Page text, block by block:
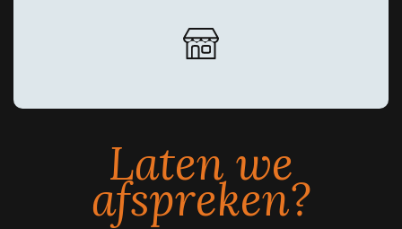
Laten we
afspreken?